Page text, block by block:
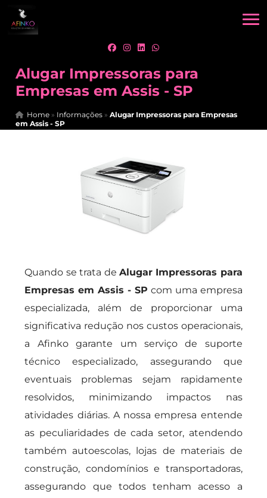
Alugar Impressoras para
Empresas em Assis - SP
Home » Informações »Alugar Impressoras para Empresas
em Assis - SP
Quando se trata de Alugar Impressoras para
Empresas em Assis - SP com uma empresa
especializada, além de proporcionar uma
significativa redução nos custos operacionais,
a Afinko garante um serviço de suporte
técnico especializado, assegurando que
eventuais problemas sejam rapidamente
resolvidos, minimizando impactos nas
atividades diárias. A nossa empresa entende
as peculiaridades de cada setor, atendendo
também autoescolas, lojas de materiais de
construção, condomínios e transportadoras,
assegurando que todos tenham acesso a